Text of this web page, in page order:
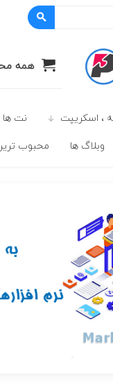
همه
، اسکریپت نت ها
وبلاگ ها محبوب